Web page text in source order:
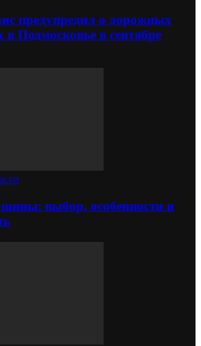
предупредил о дорожных
в Подмосковье в сентябре
выбор, особенности и